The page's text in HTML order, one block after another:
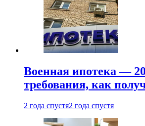
Военная ипотека —
требования, как
2 года спустя2 года спустя